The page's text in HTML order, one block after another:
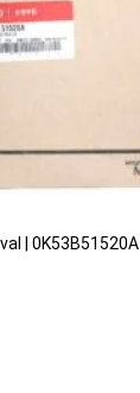
| 0K53B51520A